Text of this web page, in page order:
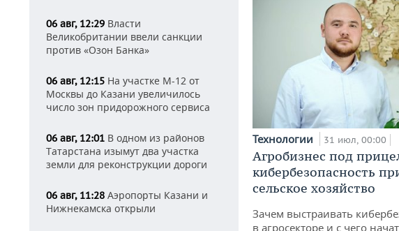
06 авг, 12:29 Власти
Великобритании ввели санкции
против «Озон Банка»
06 авг, 12:15 На участке М-12 от
Москвы до Казани увеличилось
число зон придорожного сервиса
06 авг, 12:01 В одном из районов
Татарстана изымут два участка
земли для реконструкции дороги
06 авг, 11:28 Аэропорты Казани и
Нижнекамска открыли
Технологии 31 июл, 00:00
Агробизнес под
кибербезопасность
сельское хозяйство
Зачем выстраивать
в агросекторе и с чего